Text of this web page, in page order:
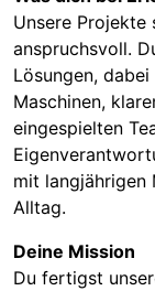
Unsere
anspruchsvoll.
Lösungen,
Maschinen,
eingespielten
mit langjährigen
Alltag.
Deine Mission
Du fertigst